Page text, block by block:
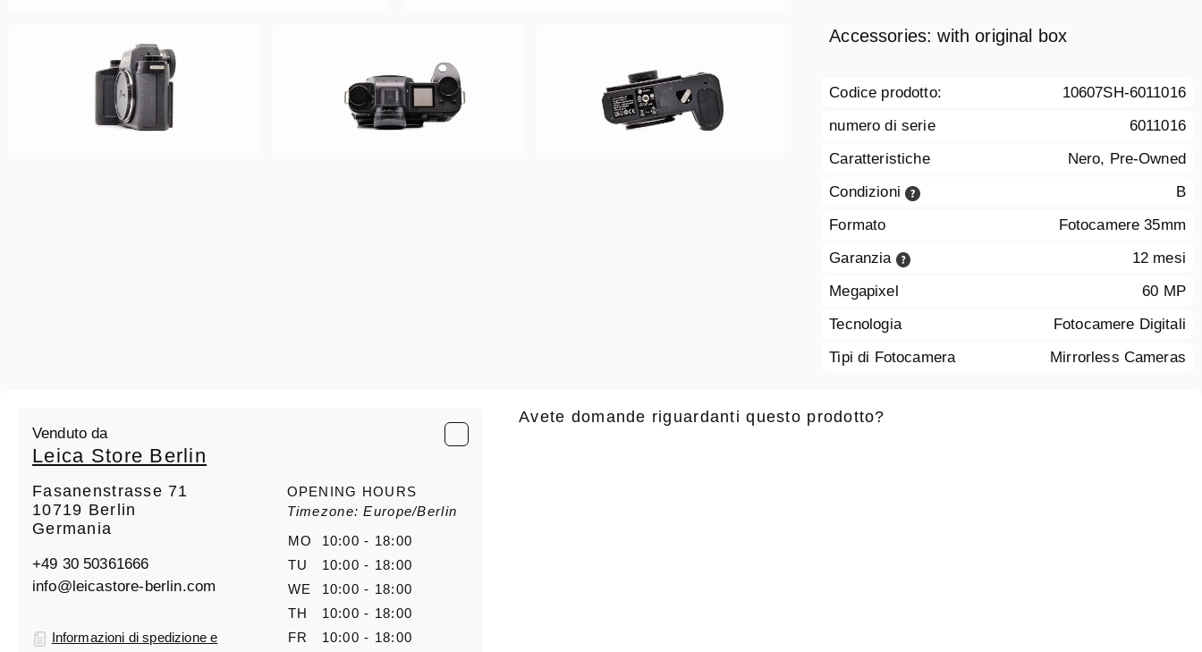
Accessories: with original box
Codice prodotto:
10607SH-6011016
numero di serie
6011016
Caratteristiche
Nero, Pre-Owned
Condizioni
B
Formato
Fotocamere 35mm
Garanzia
12 mesi
Megapixel
60 MP
Tecnologia
Fotocamere Digitali
Tipi di Fotocamera
Mirrorless Cameras
Venduto da
Leica Store Berlin
Fasanenstrasse 71
10719 Berlin
Germania
+49 30 50361666
info@leicastore-berlin.com
Informazioni di spedizione e
OPENING HOURS
Timezone: Europe/Berlin
MO
10:00 - 18:00
TU
10:00 - 18:00
WE
10:00 - 18:00
TH
10:00 - 18:00
FR
10:00 - 18:00
Avete domande riguardanti questo prodotto?